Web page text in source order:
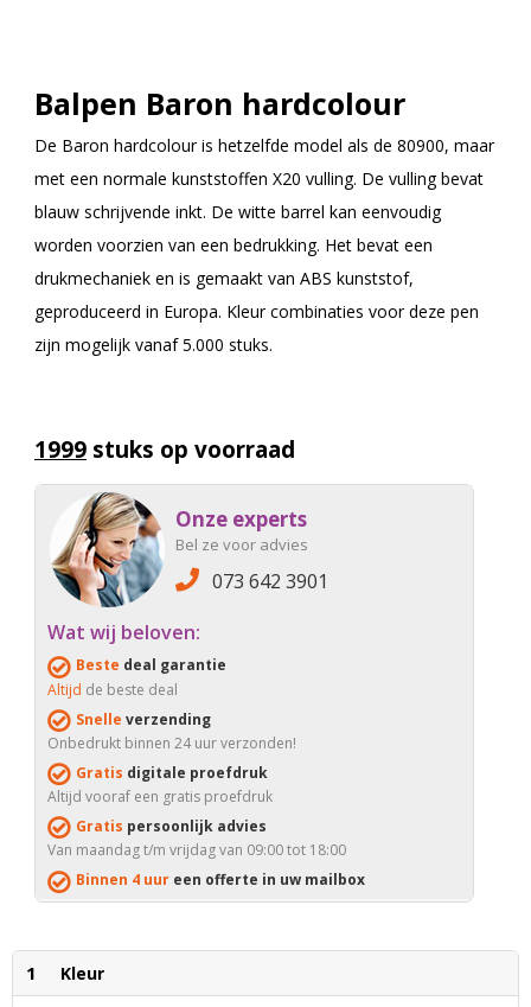
Balpen Baron hardcolour
De Baron hardcolour is hetzelfde model als de 80900, maar
met een normale kunststoffen X20 vulling. De vulling bevat
blauw schrijvende inkt. De witte barrel kan eenvoudig
worden voorzien van een bedrukking. Het bevat een
drukmechaniek en is gemaakt van ABS kunststof,
geproduceerd in Europa. Kleur combinaties voor deze pen
zijn mogelijk vanaf 5.000 stuks.
1999 stuks op voorraad
Onze experts
Bel ze voor advies
073 642 3901
Wat wij beloven:
Beste deal garantie
Altijd de beste deal
Snelle verzending
Onbedrukt binnen 24 uur verzonden!
Gratis digitale proefdruk
Altijd vooraf een gratis proefdruk
Gratis persoonlijk advies
Van maandag t/m vrijdag van 09:00 tot 18:00
Binnen 4 uur een offerte in uw mailbox
1 Kleur